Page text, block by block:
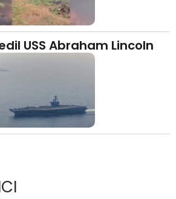
USS Abraham Lincoln